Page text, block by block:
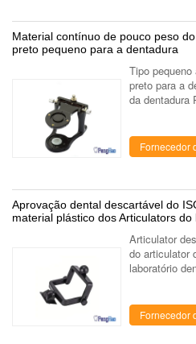
Material contínuo de pouco peso
preto pequeno para a dentadura
Tipo
preto para a
da dentadura
Fornecedor
Aprovação dental descartável do
material plástico dos Articulators do
Articulator
do articulator
laboratório
Fornecedor